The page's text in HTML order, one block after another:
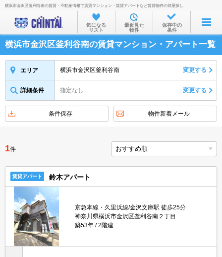
お部屋を探す
沿線・駅から
住所から
家賃相場から
物件特集から
不動産会社から
TOP
横浜市金沢区釜利谷南の賃貸・不動産情報で賃貸マンション・賃貸アパートなど賃貸物件の部屋探し
気になる
リスト
最近見た
物件
保存中の
条件
横浜市金沢区釜利谷南の賃貸マンション・アパート一覧
エリア 横浜市金沢区釜利谷南 変更する
詳細条件 指定なし 変更する
条件保存 物件新着メール
1件
賃貸アパート 鈴木アパート
京急本線・久里浜線/金沢文庫駅 徒歩25分
神奈川県横浜市金沢区釜利谷南２丁目
築53年
2階建